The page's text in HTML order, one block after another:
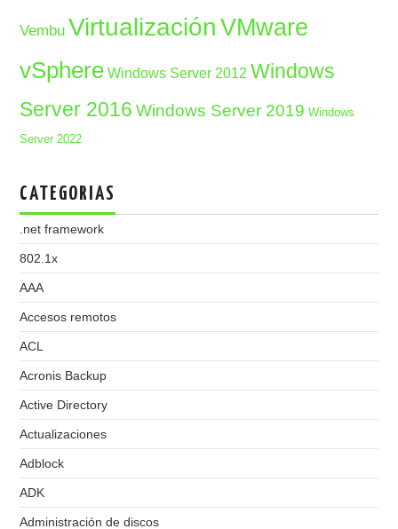
Vembu Virtualización VMware
vSphere Windows Server 2012 Windows
Server 2016 Windows Server 2019 Windows
Server 2022
CATEGORIAS
.net framework
802.1x
AAA
Accesos remotos
ACL
Acronis Backup
Active Directory
Actualizaciones
Adblock
ADK
Administración de discos